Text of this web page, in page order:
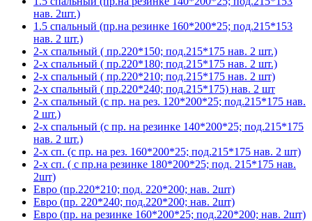
нав. 2шт.)
1.5 спальный (пр.на резинке 160*200*25; под.215*153
нав. 2 шт.)
2-х спальный ( пр.220*150; под.215*175 нав. 2 шт.)
2-х спальный ( пр.220*180; под.215*175 нав. 2 шт.)
2-х спальный ( пр.220*210; под.215*175 нав. 2 шт)
2-х спальный ( пр.220*240; под.215*175) нав. 2 шт
2-х спальный (с пр. на рез. 120*200*25; под.215*175 нав.
2 шт.)
2-х спальный (с пр. на резинке 140*200*25; под.215*175
нав. 2 шт.)
2-х сп. (с пр. на рез. 160*200*25; под.215*175 нав. 2 шт)
2-х сп. ( с пр.на резинке 180*200*25; под. 215*175 нав.
2шт)
Евро (пр.220*210; под. 220*200; нав. 2шт)
Евро (пр. 220*240; под.220*200; нав. 2шт)
Евро (пр. на резинке 160*200*25; под.220*200; нав. 2шт)